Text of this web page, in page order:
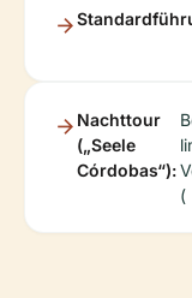
Nachttour
(„Seele
Córdobas“):
(